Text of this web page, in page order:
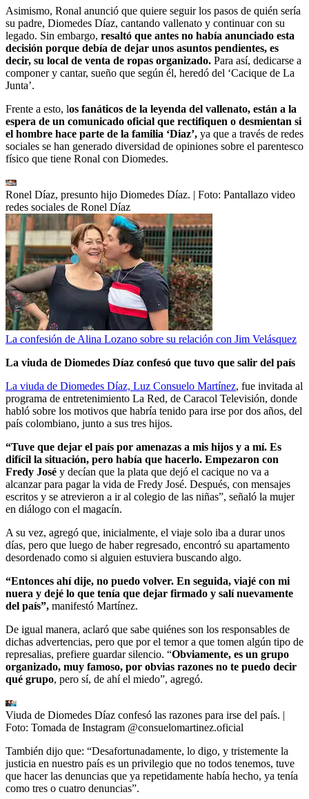
Asimismo, Ronal anunció que quiere seguir los pasos de quién sería
su padre, Diomedes Díaz, cantando vallenato y continuar con su
legado. Sin embargo, resaltó que antes no había anunciado esta
decisión porque debía de dejar unos asuntos pendientes, es
decir, su local de venta de ropas organizado. Para así, dedicarse a
componer y cantar, sueño que según él, heredó del ‘Cacique de La
Junta’.
Frente a esto, los fanáticos de la leyenda del vallenato, están a la
espera de un comunicado oficial que rectifiquen o desmientan si
el hombre hace parte de la familia ‘Diaz’, ya que a través de redes
sociales se han generado diversidad de opiniones sobre el parentesco
físico que tiene Ronal con Diomedes.
Ronel Díaz, presunto hijo Diomedes Díaz. | Foto: Pantallazo video
redes sociales de Ronel Díaz
La confesión de Alina Lozano sobre su relación con Jim Velásquez
La viuda de Diomedes Díaz confesó que tuvo que salir del país
La viuda de Diomedes Díaz, Luz Consuelo Martínez, fue invitada al
programa de entretenimiento La Red, de Caracol Televisión, donde
habló sobre los motivos que habría tenido para irse por dos años, del
país colombiano, junto a sus tres hijos.
“Tuve que dejar el país por amenazas a mis hijos y a mí. Es
difícil la situación, pero había que hacerlo. Empezaron con
Fredy José y decían que la plata que dejó el cacique no va a
alcanzar para pagar la vida de Fredy José. Después, con mensajes
escritos y se atrevieron a ir al colegio de las niñas”, señaló la mujer
en diálogo con el magacín.
A su vez, agregó que, inicialmente, el viaje solo iba a durar unos
días, pero que luego de haber regresado, encontró su apartamento
desordenado como si alguien estuviera buscando algo.
“Entonces ahí dije, no puedo volver. En seguida, viajé con mi
nuera y dejé lo que tenía que dejar firmado y salí nuevamente
del país”, manifestó Martínez.
De igual manera, aclaró que sabe quiénes son los responsables de
dichas advertencias, pero que por el temor a que tomen algún tipo de
represalias, prefiere guardar silencio. “Obviamente, es un grupo
organizado, muy famoso, por obvias razones no te puedo decir
qué grupo, pero sí, de ahí el miedo”, agregó.
Viuda de Diomedes Díaz confesó las razones para irse del país. |
Foto: Tomada de Instagram @consuelomartinez.oficial
También dijo que: “Desafortunadamente, lo digo, y tristemente la
justicia en nuestro país es un privilegio que no todos tenemos, tuve
que hacer las denuncias que ya repetidamente había hecho, ya tenía
como tres o cuatro denuncias”.